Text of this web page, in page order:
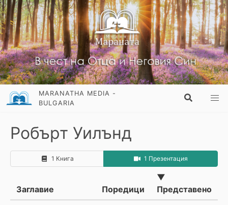
MARANATHA MEDIA -
BULGARIA
Робърт Уилънд
1 Книга 1 Презентация
Заглавие Поредици
▼
Представено